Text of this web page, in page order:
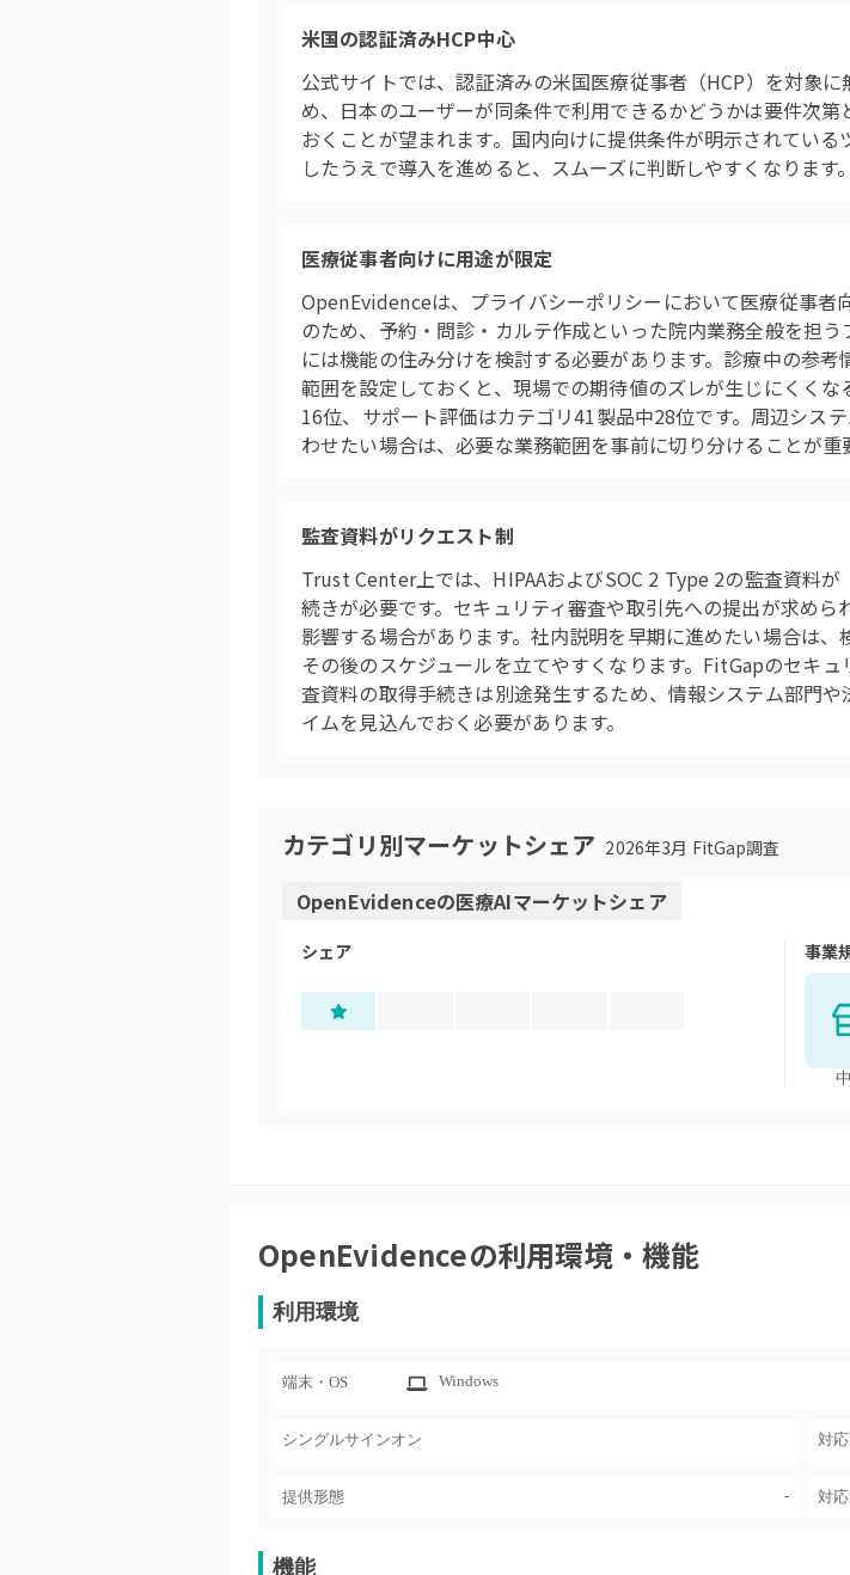
米国の認証済みHCP中心
公式サイトでは、認証済みの米国医療従事者（HCP）を対象
め、日本のユーザーが同条件で利用できるかどうかは要件次
おくことが望まれます。国内向けに提供条件が明示されてい
したうえで導入を進めると、スムーズに判断しやすくなります。
医療従事者向けに用途が限定
OpenEvidenceは、プライバシーポリシーにおいて医療従事者
のため、予約・問診・カルテ作成といった院内業務全般を担
には機能の住み分けを検討する必要があります。診療中の参
範囲を設定しておくと、現場での期待値のズレが生じにくく
16位、サポート評価はカテゴリ41製品中28位です。周辺シス
わせたい場合は、必要な業務範囲を事前に切り分けることが重
監査資料がリクエスト制
Trust Center上では、HIPAAおよびSOC 2 Type 2の監査資料
続きが必要です。セキュリティ審査や取引先への提出が求め
影響する場合があります。社内説明を早期に進めたい場合は
その後のスケジュールを立てやすくなります。FitGapのセキ
査資料の取得手続きは別途発生するため、情報システム部門
イムを見込んでおく必要があります。
カテゴリ別マーケットシェア 2026年3月 FitGap調査
OpenEvidenceの医療AIマーケットシェア
シェア 事業
OpenEvidenceの利用環境・機能
利用環境
端末・OS Windows
シングルサインオン 対
提供形態 - 対
機能